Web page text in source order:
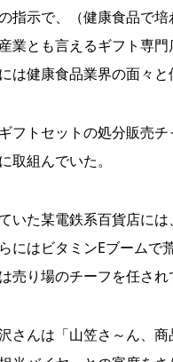
指示で、（健康食品で
業とも言えるギフト専
は健康食品業界の面々
フトセットの処分販売
取組んでいた。
いた某電鉄系百貨店に
にはビタミンEブームで
売り場のチーフを任さ
さんは「山笠さ～ん、